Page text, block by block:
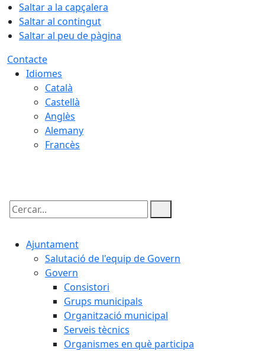
Saltar a la capçalera
Saltar al contingut
Saltar al peu de pàgina
Contacte
Idiomes
Català
Castellà
Anglès
Alemany
Francès
Cercar:
Ajuntament
Salutació de l'equip de Govern
Govern
Consistori
Grups municipals
Organització municipal
Serveis tècnics
Organismes en què participa